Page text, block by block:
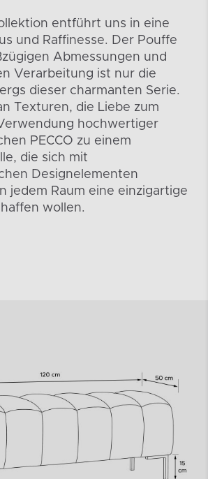
entführt uns in eine
und Raffinesse. Der Pouffe
Abmessungen und
Verarbeitung ist nur die
dieser charmanten Serie.
Texturen, die Liebe zum
hochwertiger
PECCO zu einem
die sich mit
Designelementen
jedem Raum eine einzigartige
wollen.